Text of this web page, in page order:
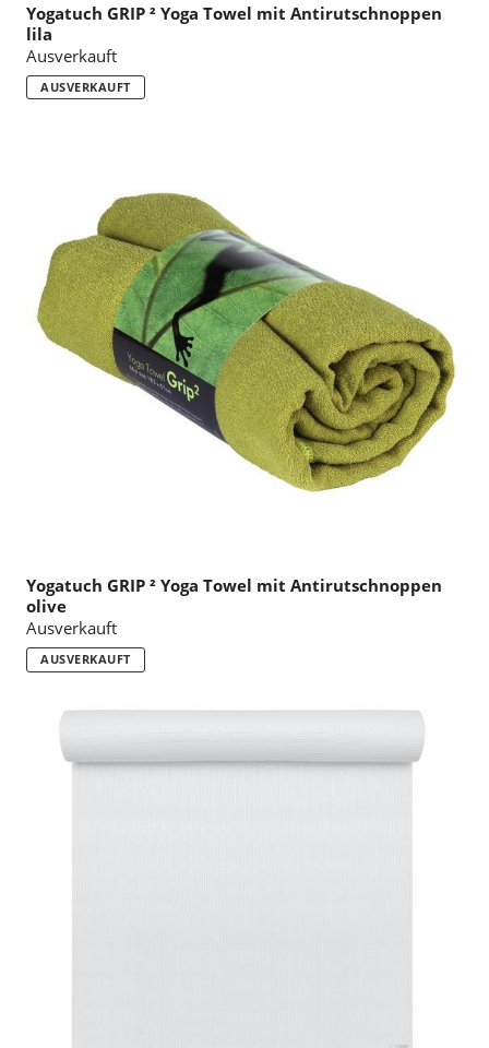
Yogatuch GRIP ² Yoga Towel mit Antirutschnoppen
lila
Ausverkauft
AUSVERKAUFT
Yogatuch GRIP ² Yoga Towel mit Antirutschnoppen
olive
Ausverkauft
AUSVERKAUFT